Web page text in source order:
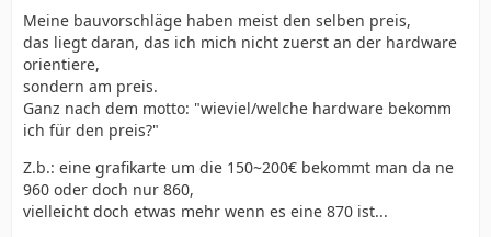
Meine bauvorschläge haben meist den selben preis,
das liegt daran, das ich mich nicht zuerst an der hardware
orientiere,
sondern am preis.
Ganz nach dem motto: "wieviel/welche hardware bekomm
ich für den preis?"
Z.b.: eine grafikarte um die 150~200€ bekommt man da ne
960 oder doch nur 860,
vielleicht doch etwas mehr wenn es eine 870 ist...